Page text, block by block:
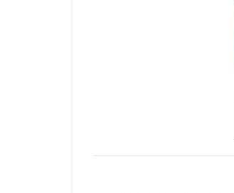
顔周